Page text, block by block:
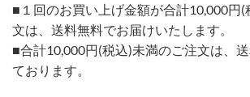
■１回のお買い上げ金額が合計10,000円(
文は、送料無料でお届けいたします。
■合計10,000円(税込)未満のご注文は、
ております。